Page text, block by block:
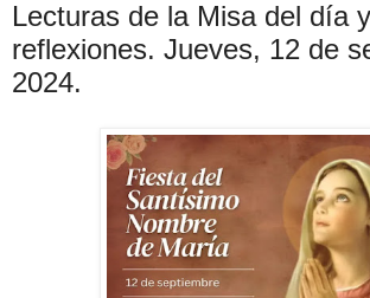
Lecturas de la Misa del día
reflexiones. Jueves, 12 de
2024.